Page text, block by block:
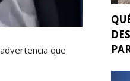
que